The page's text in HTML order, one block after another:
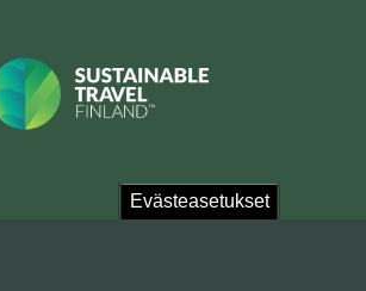
Evästeasetukset